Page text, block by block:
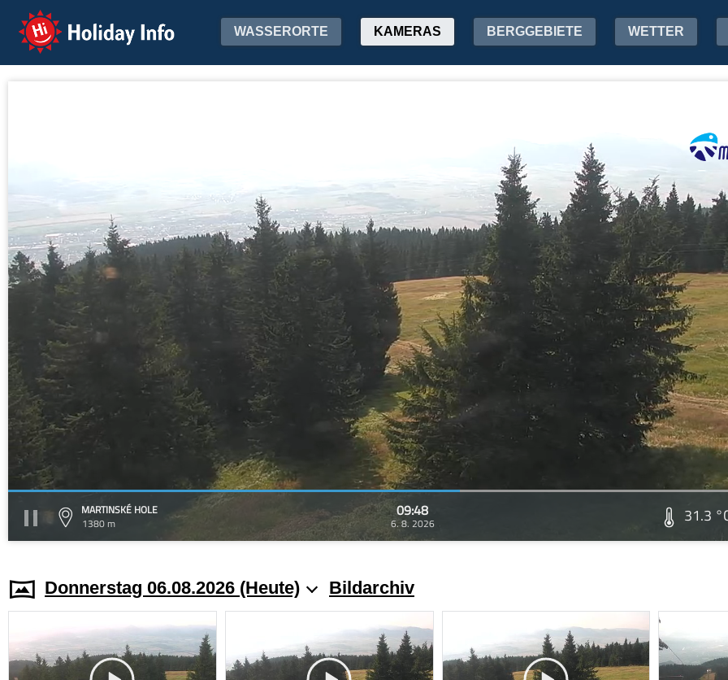
Holiday Info WASSERORTE KAMERAS BERGGEBIETE WETTER
MARTINSKÉ HOLE
1380 m
09:48
6. 8. 2026 31.3
Donnerstag 06.08.2026 (Heute) Bildarchiv